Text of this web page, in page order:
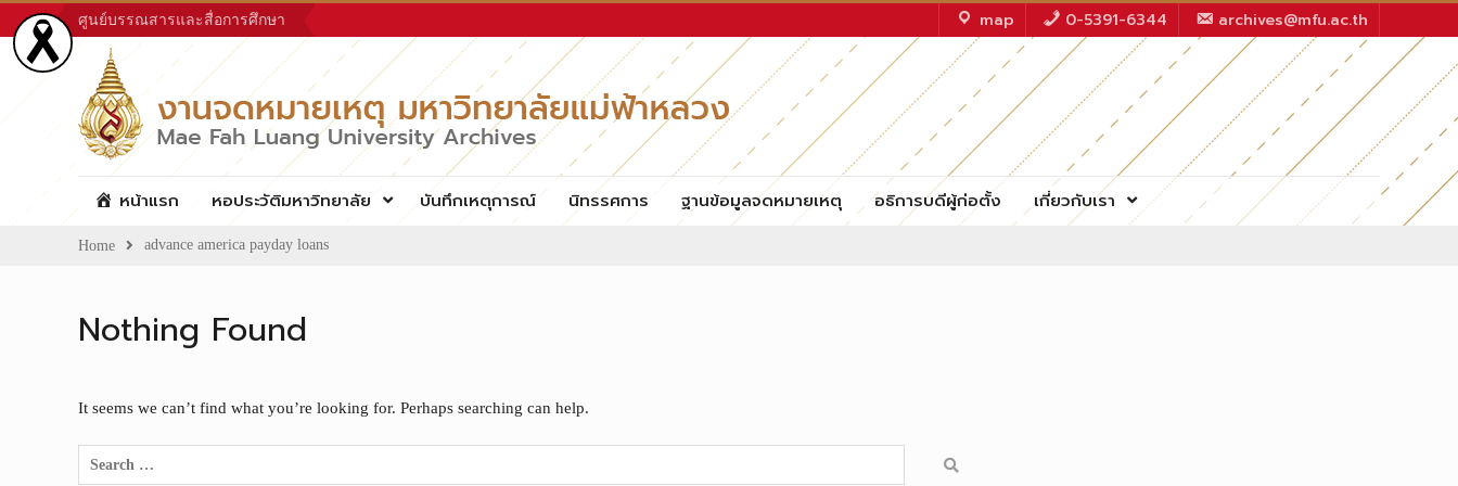
to
content
ศูนย์บรรณสารและสื่อการศึกษา map 0-5391-6344 archives@mfu.ac.th
หน้าแรก หอประวัติมหาวิทยาลัย บันทึกเหตุการณ์ นิทรรศการ ฐานข้อมูลจดหมายเหตุ อธิการบดีผู้ก่อตั้ง เกี่ยวกับเรา
Home advance america payday loans
Nothing Found
It seems we can’t find what you’re looking for. Perhaps searching can help.
Search
for: